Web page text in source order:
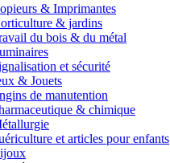
& Imprimantes
& jardins
du bois & du métal
et sécurité
& Jouets
de manutention
& chimique
et articles pour enfants